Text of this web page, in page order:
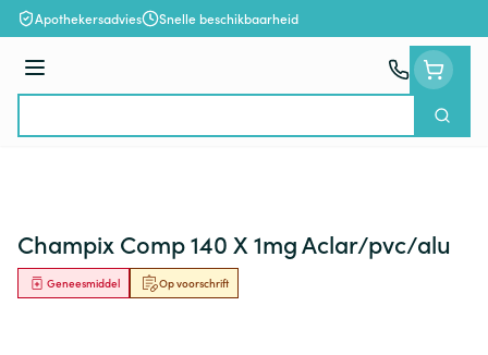
Ga naar de inhoud
Apothekersadvies Snelle beschikbaarheid
Menu
Zoek
Champix Comp 140 X 1mg Aclar/pvc/alu
Op voorschrift
Geneesmiddel